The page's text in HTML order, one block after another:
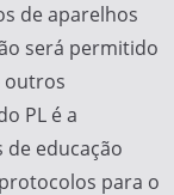
de aparelhos
será permitido
outros
PL é a
de educação
para o